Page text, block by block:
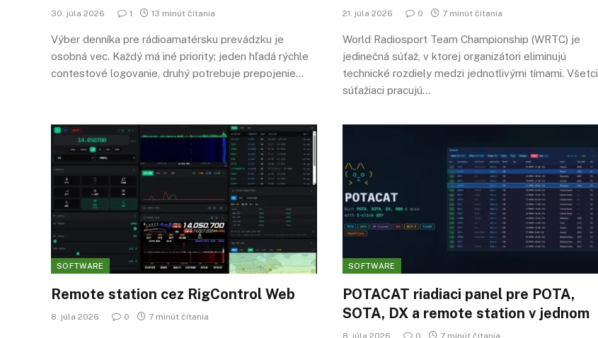
30. júla 2026 1 13 minút čítania
Výber denníka pre rádioamatérsku prevádzku je
osobná vec. Každý má iné priority: jeden hľadá rýchle
contestové logovanie, druhý potrebuje prepojenie…
21. júla 2026 0 7 minút čítania
World Radiosport Team Championship (WRTC) je
jedinečná súťaž, v ktorej organizátori eliminujú
technické rozdiely medzi jednotlivými tímami. Všetci
súťažiaci pracujú…
SOFTWARE
Remote station cez RigControl Web
8. júla 2026 0 7 minút čítania
SOFTWARE
POTACAT riadiaci panel pre POTA,
SOTA, DX a remote station v jednom
8. júla 2026 0 7 minút čítania